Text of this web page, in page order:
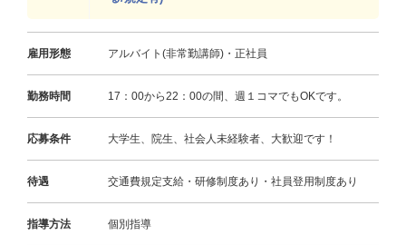
雇用形態 アルバイト(非常勤講師)・正社員
勤務時間 17：00から22：00の間、週１コマでもOKです。
応募条件 大学生、院生、社会人未経験者、大歓迎です！
待遇 交通費規定支給・研修制度あり・社員登用制度あり
指導方法 個別指導